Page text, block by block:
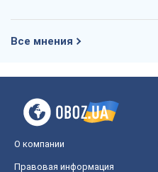
Все мнения
О компании
Правовая информация